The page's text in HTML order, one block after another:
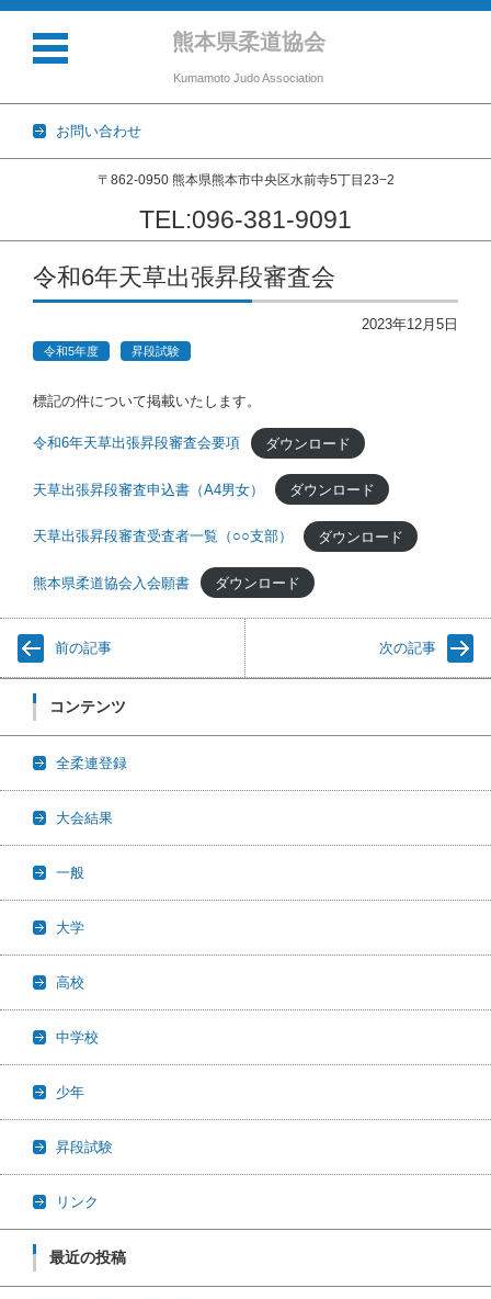
熊本県柔道協会
Kumamoto Judo Association
お問い合わせ
〒862-0950 熊本県熊本市中央区水前寺5丁目23−2
TEL:096-381-9091
コンテンツに移動
令和6年天草出張昇段審査会
2023年12月5日
令和5年度 昇段試験
標記の件について掲載いたします。
令和6年天草出張昇段審査会要項 ダウンロード
天草出張昇段審査申込書（A4男女） ダウンロード
天草出張昇段審査受査者一覧（○○支部） ダウンロード
熊本県柔道協会入会願書 ダウンロード
前の記事 次の記事
コンテンツ
全柔連登録
大会結果
一般
大学
高校
中学校
少年
昇段試験
リンク
最近の投稿